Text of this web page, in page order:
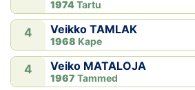
1974Tartu
4 Veikko TAMLAK
1968 Kape
4 Veiko MATALOJA
1967 Tammed